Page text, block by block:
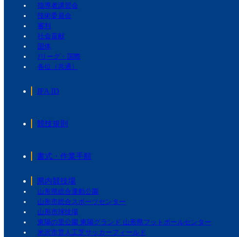
指導者講習会
技術委員会
審判
社会貢献
国体
Jリーグ・国際
各位（共通）
JFA ID
競技規則
書式・作業手順
県内競技場
山形県総合運動公園
山形市総合スポーツセンター
山形市球技場
東陽の里公園 東陽グランド 山形県フットボールセンター
米沢市営人工芝サッカーフィールド